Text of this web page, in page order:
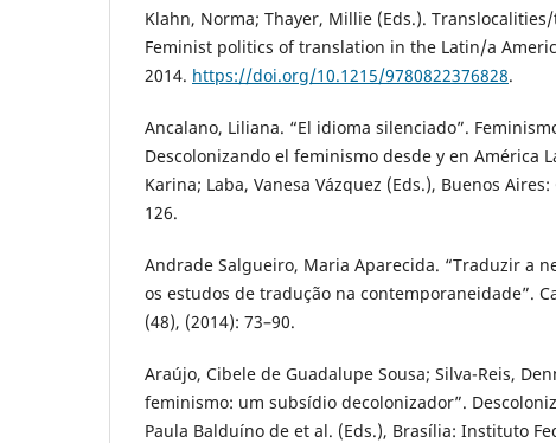
Klahn, Norma; Thayer, Millie (Eds.).
Feminist politics of translation in the Latin/a
2014. https://doi.org/10.1215/9780822376828.
Ancalano, Liliana. “El idioma silenciado”.
Descolonizando el feminismo desde y en América
Karina; Laba, Vanesa Vázquez (Eds.), Buenos
126.
Andrade Salgueiro, Maria Aparecida. “Traduzir a
os estudos de tradução na contemporaneidade”.
(48), (2014): 73–90.
Araújo, Cibele de Guadalupe Sousa; Silva-Reis,
feminismo: um subsídio decolonizador”.
Paula Balduíno de et al. (Eds.), Brasília: Instituto